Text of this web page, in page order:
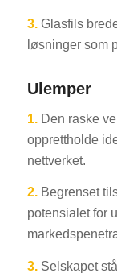
3. Glasfils
løsninger som
Ulemper
1. Den raske
opprettholde
nettverket.
2. Begrenset
potensialet for
3. Selskapet